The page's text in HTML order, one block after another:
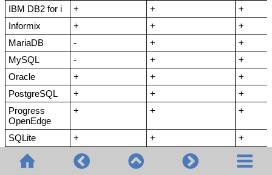
IBM DB2 for i
+ +
+
Informix
+ +
+
MariaDB
- +
+
MySQL
- +
+
Oracle
+ +
+
PostgreSQL
+ +
+
Progress
OpenEdge
+ + +
SQLite + +
+
SQL Server
+
+
Sybase
+